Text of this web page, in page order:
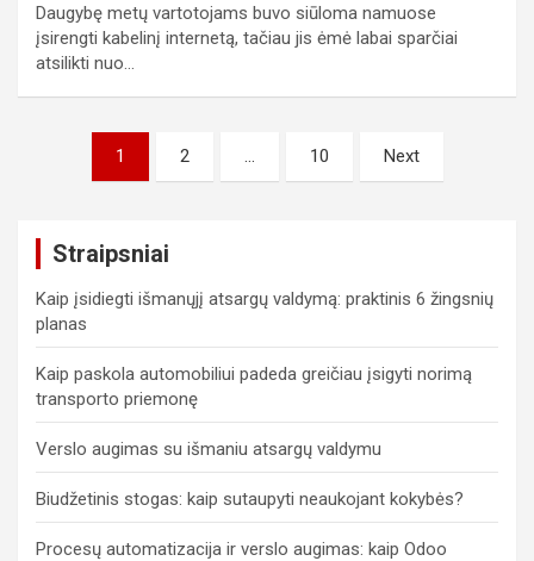
Daugybę metų vartotojams buvo siūloma namuose
įsirengti kabelinį internetą, tačiau jis ėmė labai sparčiai
atsilikti nuo…
puslapiavimas
1 2 10 Next
Straipsniai
Kaip įsidiegti išmanųjį atsargų valdymą: praktinis 6 žingsnių
planas
Kaip paskola automobiliui padeda greičiau įsigyti norimą
transporto priemonę
Verslo augimas su išmaniu atsargų valdymu
Biudžetinis stogas: kaip sutaupyti neaukojant kokybės?
Procesų automatizacija ir verslo augimas: kaip Odoo